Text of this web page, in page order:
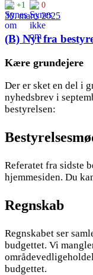
+1 0
30. marts 2025
(B) Nyt fra
Kære grundejere
Der er sket en del i
nyhedsbrev i
bestyrelsen:
Referatet fra sidste
hjemmesiden. Du
Regnskab
Regnskabet ser
budgettet. Vi
budgettet.